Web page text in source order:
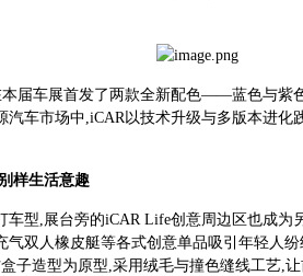
本届车展首发了两款全新配色——蓝色与紫
汽车市场中,iCAR以技术升级与多版本进化
样生活意趣
车型,展台旁的iCAR Life创意周边区也成为
气双人橡皮艇等各式创意单品吸引年轻人
子造型为原型,采用绒毛与撞色缝线工艺,